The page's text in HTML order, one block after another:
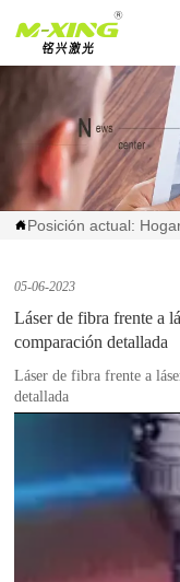
Posición actual:
05-06-2023
Láser de fibra frente a
comparación detallada
Láser de fibra frente a
detallada